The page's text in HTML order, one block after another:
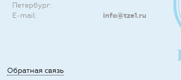
Петербург:
E-mail: info@tze1.ru
Обратная связь